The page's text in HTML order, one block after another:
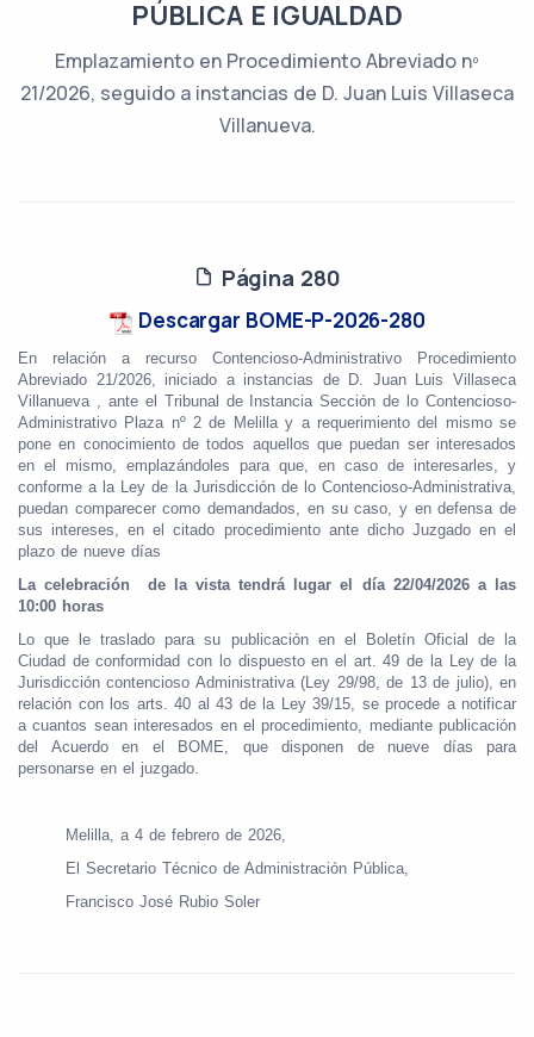
PÚBLICA E IGUALDAD
Emplazamiento en Procedimiento Abreviado nº
21/2026, seguido a instancias de D. Juan Luis Villaseca
Villanueva.
Página 280
Descargar BOME-P-2026-280
En relación a recurso Contencioso-Administrativo Procedimiento
Abreviado 21/2026, iniciado a instancias de D. Juan Luis Villaseca
Villanueva , ante el Tribunal de Instancia Sección de lo Contencioso-
Administrativo Plaza nº 2 de Melilla y a requerimiento del mismo se
pone en conocimiento de todos aquellos que puedan ser interesados
en el mismo, emplazándoles para que, en caso de interesarles, y
conforme a la Ley de la Jurisdicción de lo Contencioso-Administrativa,
puedan comparecer como demandados, en su caso, y en defensa de
sus intereses, en el citado procedimiento ante dicho Juzgado en el
plazo de nueve días
La celebración de la vista tendrá lugar el día 22/04/2026 a las
10:00 horas
Lo que le traslado para su publicación en el Boletín Oficial de la
Ciudad de conformidad con lo dispuesto en el art. 49 de la Ley de la
Jurisdicción contencioso Administrativa (Ley 29/98, de 13 de julio), en
relación con los arts. 40 al 43 de la Ley 39/15, se procede a notificar
a cuantos sean interesados en el procedimiento, mediante publicación
del Acuerdo en el BOME, que disponen de nueve días para
personarse en el juzgado.
Melilla, a 4 de febrero de 2026,
El Secretario Técnico de Administración Pública,
Francisco José Rubio Soler